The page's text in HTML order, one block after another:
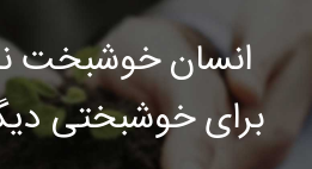
انسان خوشبخت
برای خوشبختی